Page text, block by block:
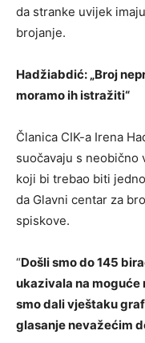
da stranke uvijek
brojanje.
Hadžiabdić: „Broj
moramo ih istražiti“
Članica CIK-a Irena
suočavaju s neobično
koji bi trebao biti
da Glavni centar za
spiskove.
“Došli smo do 145
ukazivala na moguće
smo dali vještaku
glasanje nevažećim